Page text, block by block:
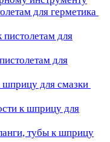
для герметика
для
для
для смазки
к шприцу для
тубы к шприцу